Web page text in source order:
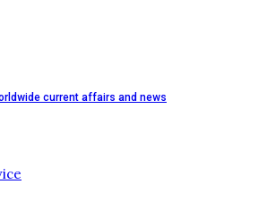
current affairs and news